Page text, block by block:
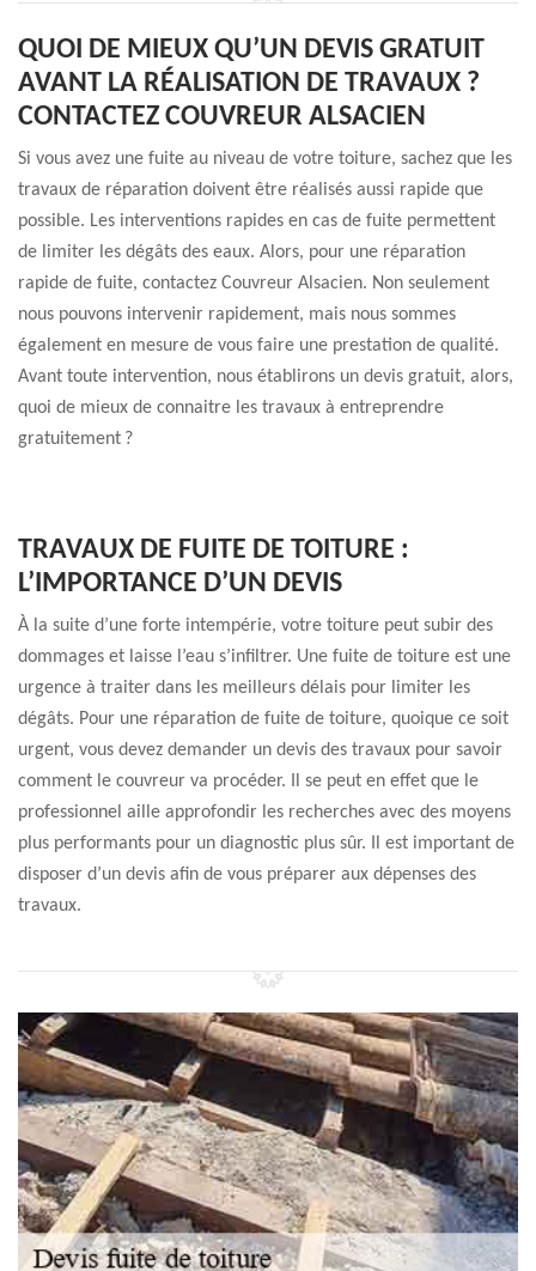
QUOI DE MIEUX QU’UN DEVIS GRATUIT
AVANT LA RÉALISATION DE TRAVAUX ?
CONTACTEZ COUVREUR ALSACIEN
Si vous avez une fuite au niveau de votre toiture, sachez que les
travaux de réparation doivent être réalisés aussi rapide que
possible. Les interventions rapides en cas de fuite permettent
de limiter les dégâts des eaux. Alors, pour une réparation
rapide de fuite, contactez Couvreur Alsacien. Non seulement
nous pouvons intervenir rapidement, mais nous sommes
également en mesure de vous faire une prestation de qualité.
Avant toute intervention, nous établirons un devis gratuit, alors,
quoi de mieux de connaitre les travaux à entreprendre
gratuitement ?
TRAVAUX DE FUITE DE TOITURE :
L’IMPORTANCE D’UN DEVIS
À la suite d’une forte intempérie, votre toiture peut subir des
dommages et laisse l’eau s’infiltrer. Une fuite de toiture est une
urgence à traiter dans les meilleurs délais pour limiter les
dégâts. Pour une réparation de fuite de toiture, quoique ce soit
urgent, vous devez demander un devis des travaux pour savoir
comment le couvreur va procéder. Il se peut en effet que le
professionnel aille approfondir les recherches avec des moyens
plus performants pour un diagnostic plus sûr. Il est important de
disposer d’un devis afin de vous préparer aux dépenses des
travaux.